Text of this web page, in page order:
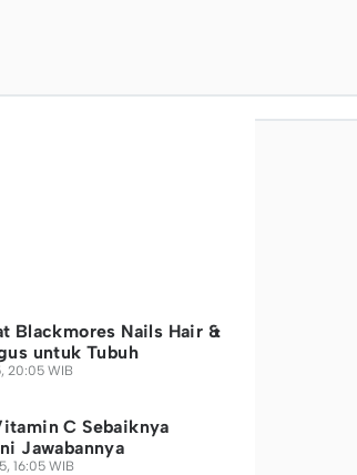
Blackmores Nails Hair &
untuk Tubuh
20:05 WIB
C Sebaiknya
Jawabannya
16:05 WIB